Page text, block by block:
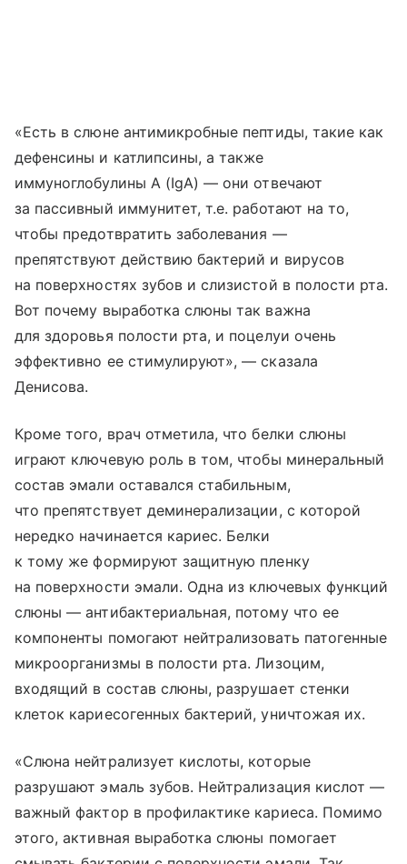
«Есть в слюне антимикробные пептиды, такие как
дефенсины и катлипсины, а также
иммуноглобулины А (IgA) — они отвечают
за пассивный иммунитет, т.е. работают на то,
чтобы предотвратить заболевания —
препятствуют действию бактерий и вирусов
на поверхностях зубов и слизистой в полости рта.
Вот почему выработка слюны так важна
для здоровья полости рта, и поцелуи очень
эффективно ее стимулируют», — сказала
Денисова.
Кроме того, врач отметила, что белки слюны
играют ключевую роль в том, чтобы минеральный
состав эмали оставался стабильным,
что препятствует деминерализации, с которой
нередко начинается кариес. Белки
к тому же формируют защитную пленку
на поверхности эмали. Одна из ключевых функций
слюны — антибактериальная, потому что ее
компоненты помогают нейтрализовать патогенные
микроорганизмы в полости рта. Лизоцим,
входящий в состав слюны, разрушает стенки
клеток кариесогенных бактерий, уничтожая их.
«Слюна нейтрализует кислоты, которые
разрушают эмаль зубов. Нейтрализация кислот —
важный фактор в профилактике кариеса. Помимо
этого, активная выработка слюны помогает